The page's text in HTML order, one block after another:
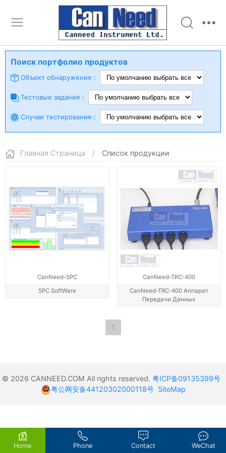
Поиск портфолио продуктов
Объект обнаружения：
Тестовые задания：
Случаи тестирования：
Главная Страница / Список продукции
CanNeed-SPC
SPC SoftWare
CanNeed-TRC-400
CanNeed-TRC-400 Аппарат
Передачи Данных
1
© 2026 CANNEED.COM All rights reserved. 粤ICP备09135399号
粤公网安备44120302000118号 SiteMap
Home Phone Contact WeChat